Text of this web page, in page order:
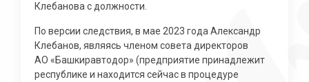
Клебанова с должности.
По версии следствия, в мае 2023 года Александр
Клебанов, являясь членом совета директоров
АО «Башкиравтодор» (предприятие принадлежит
республике и находится сейчас в процедуре